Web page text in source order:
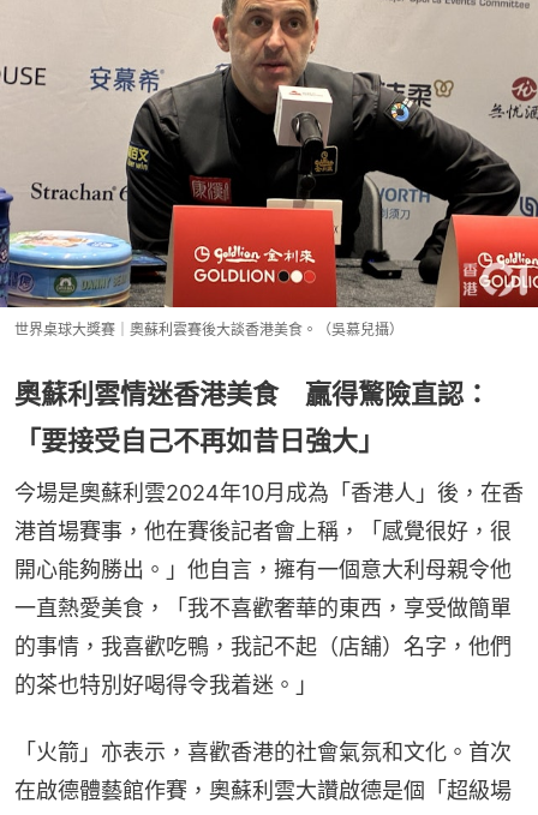
世界桌球大獎賽｜奧蘇利雲賽後大談香港美食。（吳慕兒攝）
奧蘇利雲情迷香港美食 贏得驚險直認：
「要接受自己不再如昔日強大」
今場是奧蘇利雲2024年10月成為「香港人」後，在香
港首場賽事，他在賽後記者會上稱，「感覺很好，很
開心能夠勝出。」他自言，擁有一個意大利母親令他
一直熱愛美食，「我不喜歡奢華的東西，享受做簡單
的事情，我喜歡吃鴨，我記不起（店舖）名字，他們
的茶也特別好喝得令我着迷。」
「火箭」亦表示，喜歡香港的社會氣氛和文化。首次
在啟德體藝館作賽，奧蘇利雲大讚啟德是個「超級場